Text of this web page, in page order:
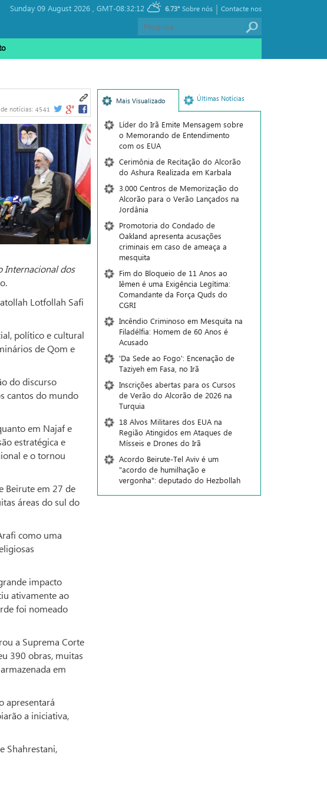
Sunday 09 August 2026 , GMT-08:32:12 6.73° Contacte nos
|
Sobre nós
notícias: 4541
Internacional dos
Lotfollah Safi
político e cultural
de Qom e
do discurso
cantos do mundo
em Najaf e
estratégica e
e o tornou
Beirute em 27 de
áreas do sul do
como uma
impacto
ativamente ao
foi nomeado
a Suprema Corte
390 obras, muitas
em
apresentará
a iniciativa,
Shahrestani,
Mais Visualizado Últimas Notícias
Líder do Irã Emite Mensagem sobre
o Memorando de Entendimento
com os EUA
Cerimônia de Recitação do Alcorão
do Ashura Realizada em Karbala
3.000 Centros de Memorização do
Alcorão para o Verão Lançados na
Jordânia
Promotoria do Condado de
Oakland apresenta acusações
criminais em caso de ameaça a
mesquita
Fim do Bloqueio de 11 Anos ao
Iêmen é uma Exigência Legítima:
Comandante da Força Quds do
CGRI
Incêndio Criminoso em Mesquita na
Filadélfia: Homem de 60 Anos é
Acusado
'Da Sede ao Fogo': Encenação de
Taziyeh em Fasa, no Irã
Inscrições abertas para os Cursos
de Verão do Alcorão de 2026 na
Turquia
18 Alvos Militares dos EUA na
Região Atingidos em Ataques de
Mísseis e Drones do Irã
Acordo Beirute-Tel Aviv é um
"acordo de humilhação e
vergonha": deputado do Hezbollah